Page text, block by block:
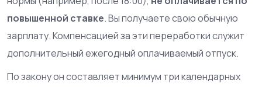
повышенной ставке. Вы получаете свою обычную
зарплату. Компенсацией за эти переработки служит
дополнительный ежегодный оплачиваемый отпуск.
По закону он составляет минимум три календарных